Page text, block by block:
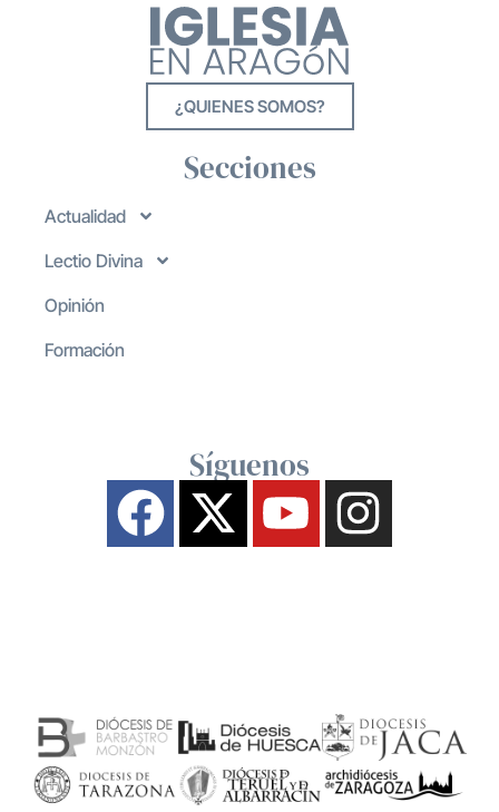
¿QUIENES SOMOS?
Secciones
Actualidad
Lectio Divina
Opinión
Formación
Síguenos